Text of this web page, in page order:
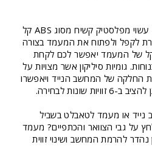
מעמד מתקפל למחשב נייד זה, עשוי מפלסטיק קשיח מסוג ABS קל
לקפל ולפתוח את המעמד בצורה
של המעמד יאפשר לכם לקחת
גומיות סיליקון אשר מצויות על
החלקה של המחשב הנייד ויאפשרו
שונות לבחירה.
או מעמד לטאבלט בשביל
על גבי הצוואר והכתפיים? מעמד
להרמת המחשב ושינוי זווית